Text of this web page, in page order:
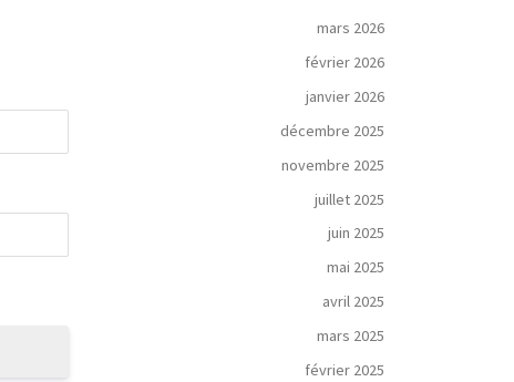
mars 2026
février 2026
janvier 2026
décembre 2025
novembre 2025
juillet 2025
juin 2025
mai 2025
avril 2025
mars 2025
février 2025